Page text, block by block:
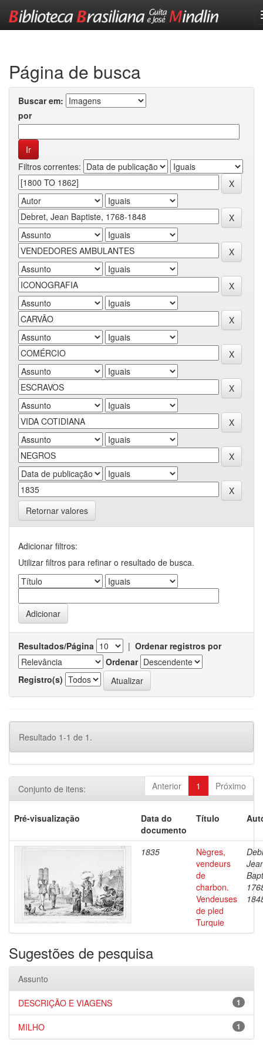
Página de busca
Buscar em:
por
Filtros correntes:
Retornar valores
Adicionar filtros:
Utilizar filtros para refinar o resultado de busca.
Resultados/Página | Ordenar registros por
Ordenar
Registro(s)
Resultado 1-1 de 1.
Anterior 1 Próximo
Conjunto de itens:
Pré-visualização
Data do
documento
Título
1835
Nègres,
vendeurs
de
charbon.
Vendeuses
de pled
Turquie
Sugestões de pesquisa
Assunto
1
DESCRIÇÃO E VIAGENS
1
MILHO